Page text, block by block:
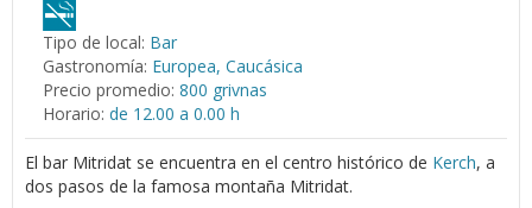
Tipo de local: Bar
Gastronomía: Europea, Caucásica
Precio promedio: 800 grivnas
Horario: de 12.00 a 0.00 h
El bar Mitridat se encuentra en el centro histórico de Kerch, a
dos pasos de la famosa montaña Mitridat.